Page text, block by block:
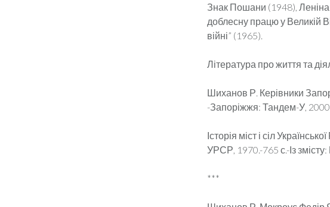
Знак Пошани (1948),
доблесну працю у Великій
війні” (1965).
Література про життя та
Шиханов Р. Керівники
-Запоріжжя: Тандем-У,
Історія міст і сіл
УРСР, 1970.-765 с.-Із
***